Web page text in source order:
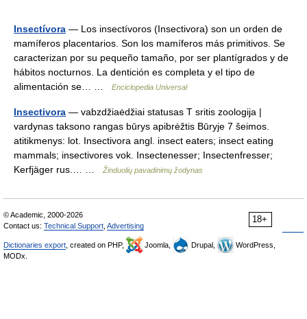
Insectívora — Los insectívoros (Insectivora) son un orden de
mamíferos placentarios. Son los mamíferos más primitivos. Se
caracterizan por su pequeño tamaño, por ser plantígrados y de
hábitos nocturnos. La dentición es completa y el tipo de
alimentación se… …
Enciclopedia Universal
Insectivora — vabzdžiaėdžiai statusas T sritis zoologija |
vardynas taksono rangas būrys apibrėžtis Būryje 7 šeimos.
atitikmenys: lot. Insectivora angl. insect eaters; insect eating
mammals; insectivores vok. Insectenesser; Insectenfresser;
Kerfjäger rus.… …
Žinduolių pavadinimų žodynas
18+
© Academic, 2000-2026
Contact us: Technical Support Advertising
Dictionaries export , created on PHP, Joomla, Drupal,
WordPress,
MODx.